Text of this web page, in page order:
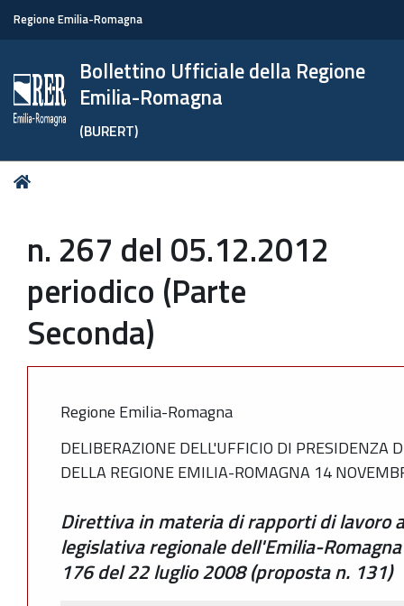
Regione Emilia-Romagna
Bollettino Ufficiale della Regione
Emilia-Romagna
(BURERT)
Tu
n. 267 del 05.12.2012
periodico (Parte
Seconda)
Regione Emilia-Romagna
DELIBERAZIONE DELL'UFFICIO DI PRESIDENZA
DELLA REGIONE EMILIA-ROMAGNA 14
Direttiva in materia di rapporti di lavoro
legislativa regionale dell'Emilia-
176 del 22 luglio 2008 (proposta n. 131)